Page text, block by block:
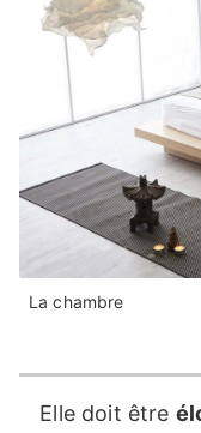
La chambre
Elle doit être